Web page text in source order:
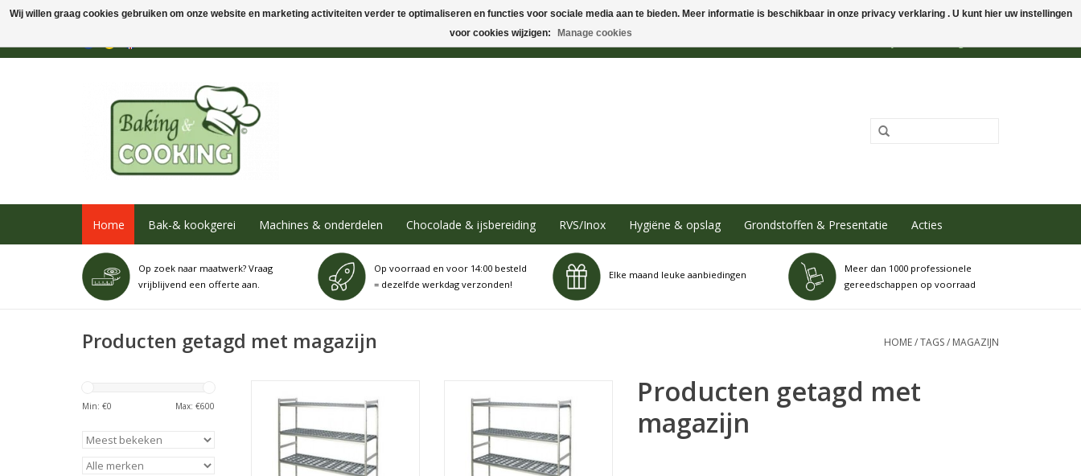
Home Bak-& kookgerei Machines & onderdelen Chocolade & ijsbereiding RVS/Inox Hygiëne & opslag Grondstoffen & Presentatie Acties
Op zoek naar maatwerk? Vraag
vrijblijvend een offerte aan.
Op voorraad en voor 14:00 besteld
= dezelfde werkdag verzonden!
Elke maand leuke aanbiedingen
Meer dan 1000 professionele
gereedschappen op voorraad
Producten getagd met magazijn HOME/TAGS/ MAGAZIJN
Min: €0 Max: €600
totaalaanbod, design en
5711 hét systeem bij uitstek voor
de inrichting van
stockageruimten.
totaalaanbod, design en
5711 hét systeem bij uitstek voor
de inrichting van
stockageruimten.
Producten getagd met
magazijn
Wij willen graag cookies gebruiken om onze website en marketing activiteiten verder te optimaliseren en functies voor sociale media aan te bieden. Meer informatie is beschikbaar in onze privacy verklaring . U kunt hier uw instellingen
voor cookies wijzigen:
Manage cookies